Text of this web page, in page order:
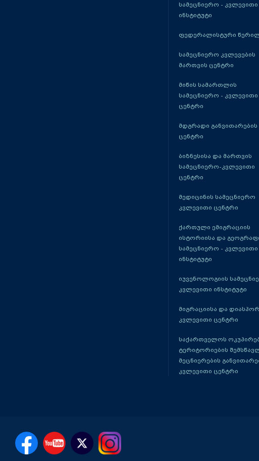
სამეცნიერო - კვლევითი
ინსტიტუტი
ფედერალისტური
სამეცნიერო კვლევების
მართვის ცენტრი
მიწის სამართლის
სამეცნიერო - კვლევითი
ცენტრი
მდგრადი განვითარების
ცენტრი
ბიზნესისა და მართვის
სამეცნიერო-კვლევითი
ცენტრი
მედიცინის სამეცნიერო
კვლევითი ცენტრი
ქართული ემიგრაციის
ისტორიისა და
სამეცნიერო - კვლევითი
ინსტიტუტი
იუვენოლოგიის
კვლევითი ინსტიტუტი
მიგრაციისა და
კვლევითი ცენტრი
საქართველოს
ტერიტორიების
მეცნიერების
კვლევითი ცენტრი